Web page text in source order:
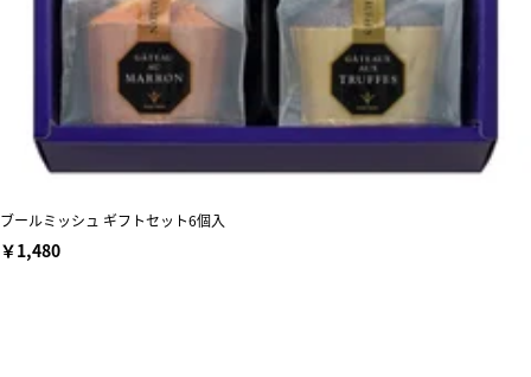
ブールミッシュ ギフトセット6個入
￥1,480